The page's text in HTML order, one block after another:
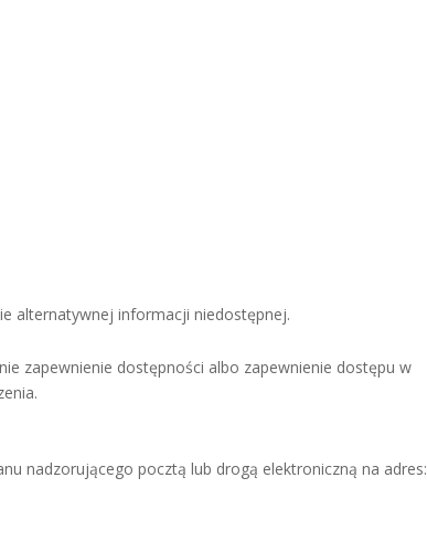
alternatywnej informacji niedostępnej.
zapewnienie dostępności albo zapewnienie dostępu w
nadzorującego pocztą lub drogą elektroniczną na adres: